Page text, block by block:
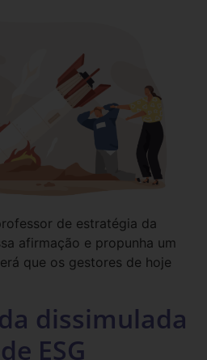
de estratégia da
afirmação e propunha um
que os gestores de hoje
dissimulada
ESG